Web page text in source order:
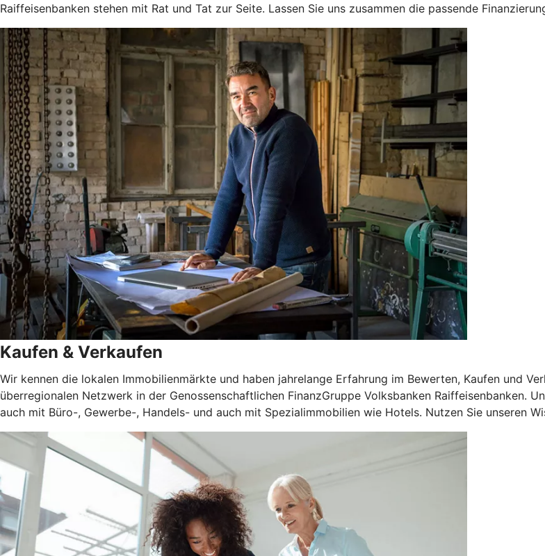
Raiffeisenbanken stehen mit Rat und Tat zur Seite. Lassen Sie uns zusammen die passende
Kaufen & Verkaufen
Wir kennen die lokalen Immobilienmärkte und haben jahrelange Erfahrung im Bewerten, Kaufen und
überregionalen Netzwerk in der Genossenschaftlichen FinanzGruppe Volksbanken Raiffeisenbanken.
auch mit Büro-, Gewerbe-, Handels- und auch mit Spezialimmobilien wie Hotels. Nutzen Sie unseren